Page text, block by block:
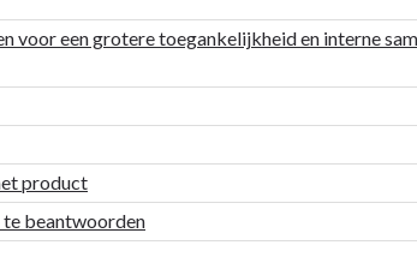
voor een grotere toegankelijkheid en interne
product
te beantwoorden